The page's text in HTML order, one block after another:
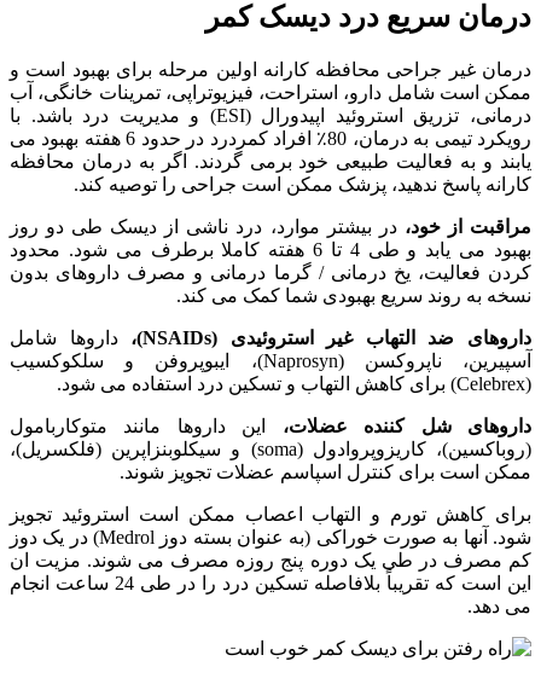
درمان سریع درد دیسک کمر
درمان غیر جراحی محافظه کارانه اولین مرحله برای بهبود است و
ممکن است شامل دارو، استراحت، فیزیوتراپی، تمرینات خانگی، آب
درمانی، تزریق استروئید اپیدورال (ESI) و مدیریت درد باشد. با
رویکرد تیمی به درمان، 80٪ افراد کمردرد در حدود 6 هفته بهبود می
یابند و به فعالیت طبیعی خود برمی گردند. اگر به درمان محافظه
کارانه پاسخ ندهید، پزشک ممکن است جراحی را توصیه کند.
مراقبت از خود،در بیشتر موارد، درد ناشی از دیسک طی دو روز
بهبود می یابد و طی 4 تا 6 هفته کاملا برطرف می شود. محدود
کردن فعالیت، یخ درمانی / گرما درمانی و مصرف داروهای بدون
نسخه به روند سریع بهبودی شما کمک می کند.
داروهای ضد التهاب غیر استروئیدی (NSAIDs)،
داروها شامل
آسپیرین، ناپروکسن (Naprosyn)، ایبوپروفن و سلکوکسیب
(Celebrex) برای کاهش التهاب و تسکین درد استفاده می شود.
داروهای شل کننده عضلات، این داروها مانند متوکاربامول
(روباکسین)، کاریزوپروادول (soma) و سیکلوبنزاپرین (فلکسریل)،
ممکن است برای کنترل اسپاسم عضلات تجویز شوند.
برای کاهش تورم و التهاب اعصاب ممکن است استروئید تجویز
شود. آنها به صورت خوراکی (به عنوان بسته دوز Medrol) در یک دوز
کم مصرف در طی یک دوره پنج روزه مصرف می شوند. مزیت ان
این است که تقریباً بلافاصله تسکین درد را در طی 24 ساعت انجام
می دهد.